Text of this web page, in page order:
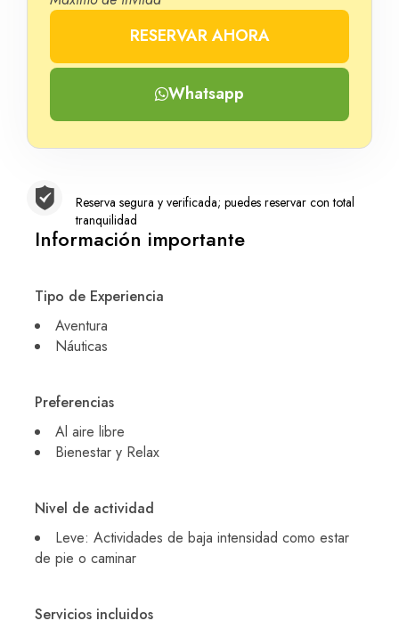
RESERVAR AHORA
Whatsapp
Reserva segura y verificada; puedes reservar con total
tranquilidad
Información importante
Tipo de Experiencia
Aventura
Náuticas
Preferencias
Al aire libre
Bienestar y Relax
Nivel de actividad
Leve: Actividades de baja intensidad como estar
de pie o caminar
Servicios incluidos